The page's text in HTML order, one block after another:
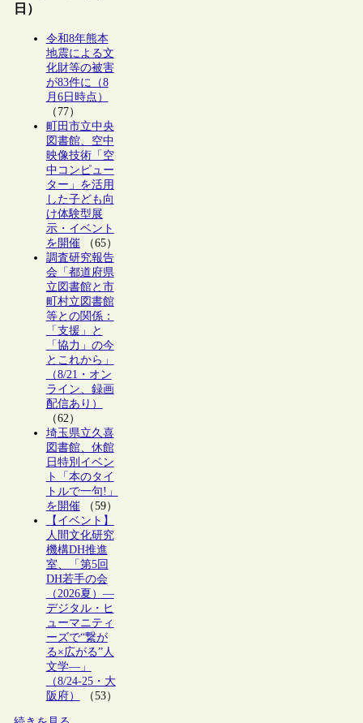
日）
令和8年熊本
地震による文
化財等の被害
が83件に（8
月6日時点）
（77）
町田市立中央
図書館、空中
映像技術「空
中コンピュー
ター」を活用
した子ども向
け体験型展
示・イベント
を開催（65）
調査研究報告
会「都道府県
立図書館と市
町村立図書館
等との関係：
「支援」と
「協力」の今
とこれから」
（8/21・オン
ライン、録画
配信あり）
（62）
埼玉県立久喜
図書館、休館
日特別イベン
ト「本のタイ
トルで一句!」
を開催（59）
【イベント】
人間文化研究
機構DH推進
室、「第5回
DH若手の会
（2026夏）―
デジタル・ヒ
ューマニティ
ーズで“繋が
る×広がる”人
文学―」
（8/24-25・大
阪府）
（53）